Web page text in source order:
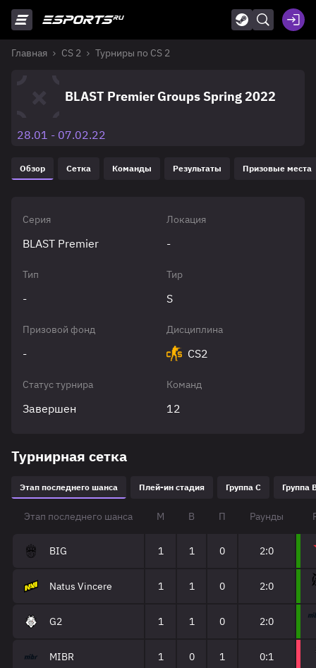
Главная CS 2 Турниры по CS 2
BLAST Premier Groups Spring 2022
28.01 - 07.02.22
Обзор Сетка Команды Результаты Призовые места
Серия
BLAST Premier
Локация
-
Тип
-
Тир
S
Призовой фонд
-
Дисциплина
CS2
Статус турнира
Завершен
Команд
12
Турнирная сетка
Этап последнего шанса Плей-ин стадия Группа C Группа
Этап последнего шанса М В П Раунды
BIG 1 1 0 2:0
Natus Vincere 1 1 0 2:0
G2 1 1 0 2:0
MIBR 1 0 1 0:1